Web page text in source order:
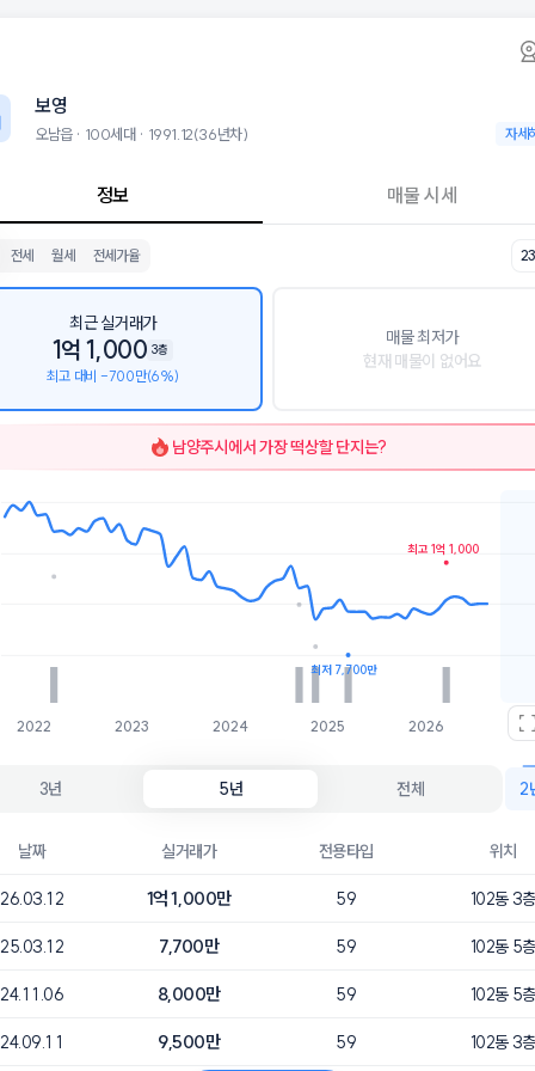
남읍에 위치한 100세대 아파트로, 1991.12 입주한 36년차 단지입니다.
8월 7일 기준 18평형의 매매 시세는 7.8천, 전세는 5.9천입니다. 23
으로는 오남초등학교, 오남중학교, 오남고등학교가 있습니다.
, 용적률 173%의 단지입니다.
단지에서 1건의 경매가 진행 중입니다. 29평 감정가 1억 2700만원
보영
오남읍 · 100세대 · 1991.12(36년차) 오남
자세
정보 매물 시세
전세 월세 전세가율
최근 실거래가
1억 1,000 3층
최고 대비 -700만(6%)
매물 최저가
현재 매물이 없어요
남양주시에서 가장 떡상할 단지는?
2022 2023 2024 2025 2026
최고 1억 1,000
최저 7,700만
매물수
3년 5년 전체 2
날짜 실거래가 전용타입 위치
26.03.12 1억 1,000만 59 102동 3층
25.03.12 7,700만 59 102동 5층
24.11.06 8,000만 59 102동 5층
24.09.11 9,500만 59 102동 3층